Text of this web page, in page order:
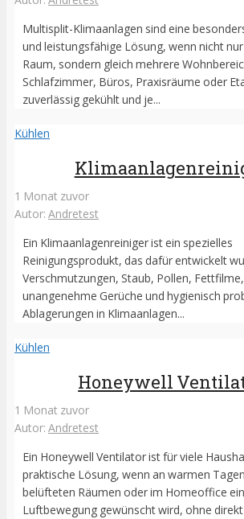
Multisplit-Klimaanlagen sind eine
und leistungsfähige Lösung, wenn nicht
Raum, sondern gleich mehrere
Schlafzimmer, Büros, Praxisräume oder
zuverlässig gekühlt und je...
Kühlen
1 Monat zuvor
Autor: Andretest
Ein Klimaanlagenreiniger ist ein spezielles
Reinigungsprodukt, das dafür entwickelt
Verschmutzungen, Staub, Pollen,
unangenehme Gerüche und hygienisch
Ablagerungen in Klimaanlagen...
Kühlen
Honeywell
1 Monat zuvor
Autor: Andretest
Ein Honeywell Ventilator ist für viele
praktische Lösung, wenn an warmen
belüfteten Räumen oder im Homeoffice
Luftbewegung gewünscht wird, ohne